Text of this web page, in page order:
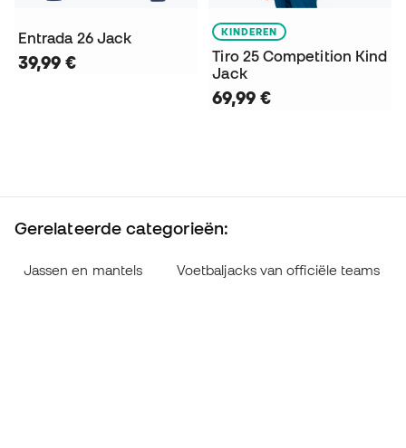
Entrada 26 Jack
39,99 €
KINDEREN
Tiro 25 Competition Kind
Jack
69,99 €
Gerelateerde categorieën:
Jassen en mantels Voetbaljacks van officiële teams